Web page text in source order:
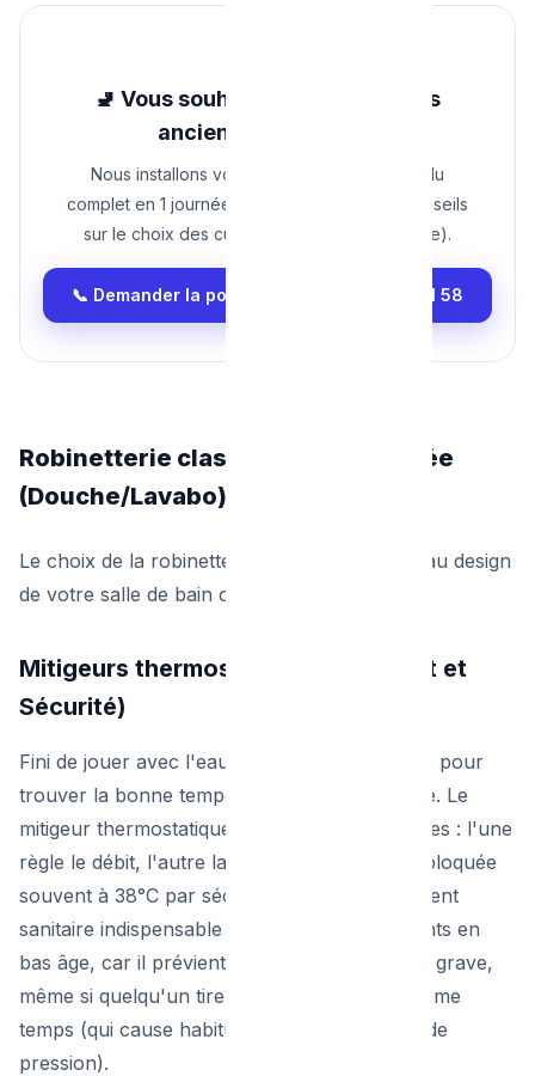
🚽 Vous souhaitez remplacer vos
anciennes toilettes ?
Nous installons votre nouveau WC suspendu
complet en 1 journée. Devis transparent et conseils
sur le choix des cuvettes sans bride (Rimfree).
📞 Demander la pose d'un WC : 0465 68 51 58
Robinetterie classique et encastrée
(Douche/Lavabo)
Le choix de la robinetterie donne le ton final au design
de votre salle de bain ou de votre cuisine.
Mitigeurs thermostatiques (Confort et
Sécurité)
Fini de jouer avec l'eau chaude et l'eau froide pour
trouver la bonne température sous la douche. Le
mitigeur thermostatique possède deux poignées : l'une
règle le débit, l'autre la température exacte (bloquée
souvent à 38°C par sécurité). C'est l'équipement
sanitaire indispensable si vous avez des enfants en
bas âge, car il prévient tout risque de brûlure grave,
même si quelqu'un tire la chasse d'eau en même
temps (qui cause habituellement des baisses de
pression).